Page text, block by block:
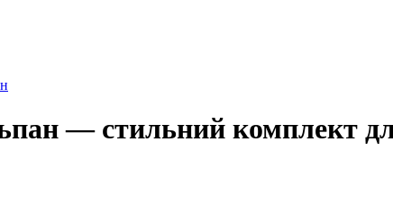
— стильний комплект